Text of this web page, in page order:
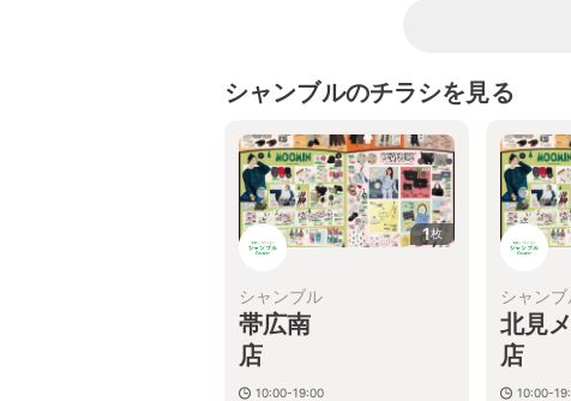
シャンブルのチラシを見る
1枚
シャンブル
帯広南
10:00-19:00
シャン
北見
10:00-